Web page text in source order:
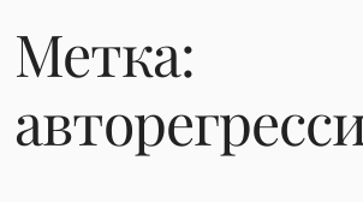
Метка: